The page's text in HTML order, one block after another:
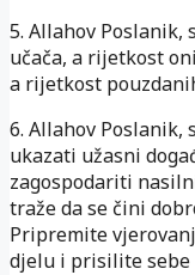
5. Allahov Poslanik,
učača, a rijetkost
a rijetkost
6. Allahov Poslanik,
ukazati užasni
zagospodariti
traže da se čini
Pripremite
djelu i prisilite sebe